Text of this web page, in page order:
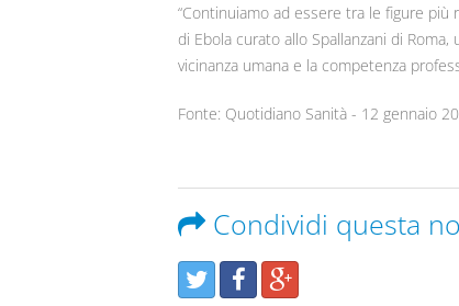
“Continuiamo ad essere tra le figure
di Ebola curato allo Spallanzani di
vicinanza umana e la competenza
Fonte: Quotidiano Sanità - 12 gennaio
Condividi questa